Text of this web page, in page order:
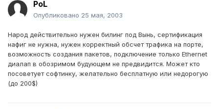
PoL
Опубликовано 25 мая, 2003
Народ действительно нужен билинг под Вынь, сертификация
нафиг не нужна, нужен корректный обсчет трафика на порте,
возможность создания пакетов, подключение только Ethernet
диалап в обозримом будующем не предвидится. Может кто
посоветует софтинку, желательно бесплатную или недорогую
(до 200$)